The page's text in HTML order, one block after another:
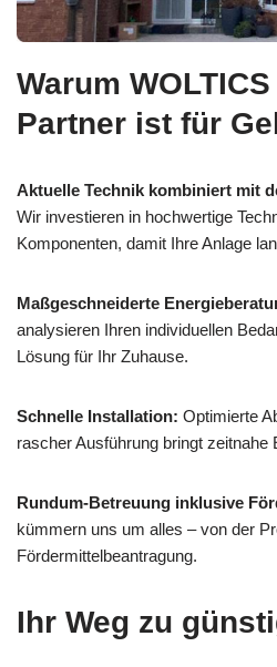
Warum
Partner ist für
Aktuelle Technik kombiniert mit
Wir investieren in hochwertige
Komponenten, damit Ihre Anlage
Maßgeschneiderte
analysieren Ihren individuellen
Lösung für Ihr Zuhause.
Schnelle Installation: Optimierte
rascher Ausführung bringt zeitnahe
Rundum-Betreuung inklusive
kümmern uns um alles – von der
Fördermittelbeantragung.
Ihr Weg zu